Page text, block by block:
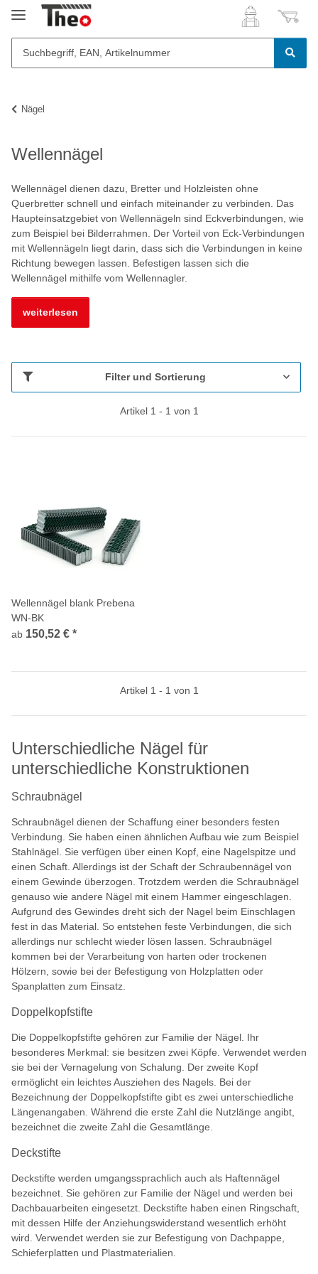
Nägel
Wellennägel
Wellennägel dienen dazu, Bretter und Holzleisten ohne
Querbretter schnell und einfach miteinander zu verbinden. Das
Haupteinsatzgebiet von Wellennägeln sind Eckverbindungen, wie
zum Beispiel bei Bilderrahmen. Der Vorteil von Eck-Verbindungen
mit Wellennägeln liegt darin, dass sich die Verbindungen in keine
Richtung bewegen lassen. Befestigen lassen sich die
Wellennägel mithilfe vom Wellennagler.
weiterlesen
Filter und Sortierung
Artikel 1 - 1 von 1
Wellennägel blank Prebena
WN-BK
ab 150,52 € *
Artikel 1 - 1 von 1
Unterschiedliche Nägel für
unterschiedliche Konstruktionen
Schraubnägel
Schraubnägel dienen der Schaffung einer besonders festen
Verbindung. Sie haben einen ähnlichen Aufbau wie zum Beispiel
Stahlnägel. Sie verfügen über einen Kopf, eine Nagelspitze und
einen Schaft. Allerdings ist der Schaft der Schraubennägel von
einem Gewinde überzogen. Trotzdem werden die Schraubnägel
genauso wie andere Nägel mit einem Hammer eingeschlagen.
Aufgrund des Gewindes dreht sich der Nagel beim Einschlagen
fest in das Material. So entstehen feste Verbindungen, die sich
allerdings nur schlecht wieder lösen lassen. Schraubnägel
kommen bei der Verarbeitung von harten oder trockenen
Hölzern, sowie bei der Befestigung von Holzplatten oder
Spanplatten zum Einsatz.
Doppelkopfstifte
Die Doppelkopfstifte gehören zur Familie der Nägel. Ihr
besonderes Merkmal: sie besitzen zwei Köpfe. Verwendet werden
sie bei der Vernagelung von Schalung. Der zweite Kopf
ermöglicht ein leichtes Ausziehen des Nagels. Bei der
Bezeichnung der Doppelkopfstifte gibt es zwei unterschiedliche
Längenangaben. Während die erste Zahl die Nutzlänge angibt,
bezeichnet die zweite Zahl die Gesamtlänge.
Deckstifte
Deckstifte werden umgangssprachlich auch als Haftennägel
bezeichnet. Sie gehören zur Familie der Nägel und werden bei
Dachbauarbeiten eingesetzt. Deckstifte haben einen Ringschaft,
mit dessen Hilfe der Anziehungswiderstand wesentlich erhöht
wird. Verwendet werden sie zur Befestigung von Dachpappe,
Schieferplatten und Plastmaterialien.